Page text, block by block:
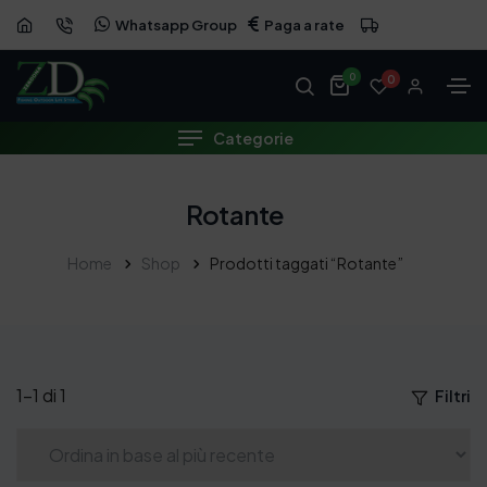
Whatsapp Group Paga a rate
0 0
Categorie
Rotante
Home Shop Prodotti taggati “Rotante”
1–1 di 1 Filtri